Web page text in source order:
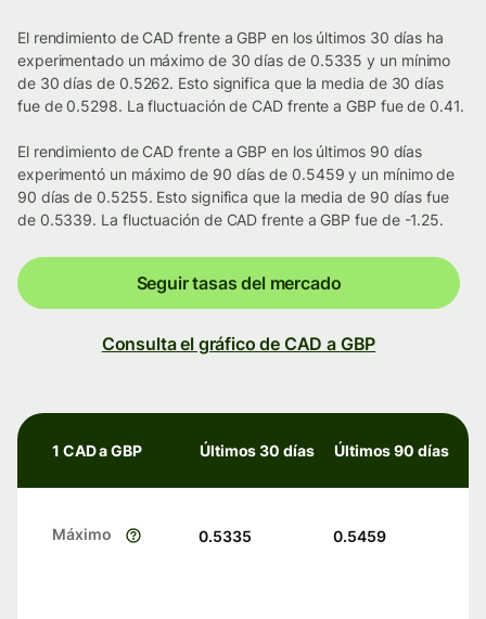
El rendimiento de CAD frente a GBP en los últimos 30 días ha
experimentado un máximo de 30 días de 0.5335 y un mínimo
de 30 días de 0.5262. Esto significa que la media de 30 días
fue de 0.5298. La fluctuación de CAD frente a GBP fue de 0.41.
El rendimiento de CAD frente a GBP en los últimos 90 días
experimentó un máximo de 90 días de 0.5459 y un mínimo de
90 días de 0.5255. Esto significa que la media de 90 días fue
de 0.5339. La fluctuación de CAD frente a GBP fue de -1.25.
Seguir tasas del mercado
Consulta el gráfico de CAD a GBP
1 CAD a GBP Últimos 30 días Últimos 90 días
Máximo 0.5335 0.5459